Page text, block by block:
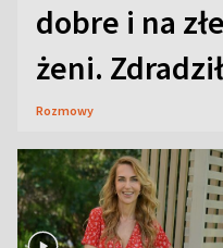
dobre i na
żeni.
Rozmowy